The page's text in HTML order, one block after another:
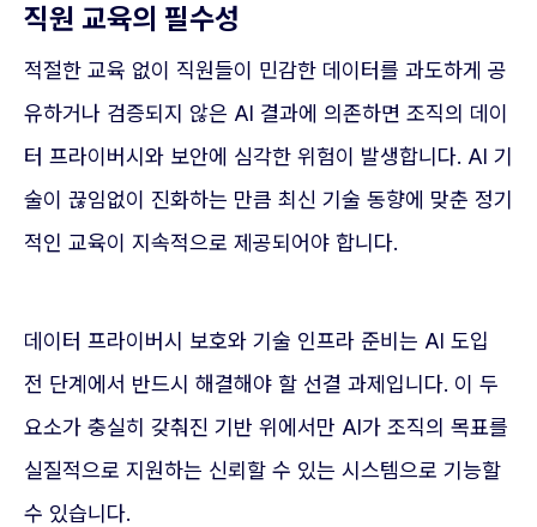
직원 교육의 필수성
적절한 교육 없이 직원들이 민감한 데이터를 과도하게 공
유하거나 검증되지 않은 AI 결과에 의존하면 조직의 데이
터 프라이버시와 보안에 심각한 위험이 발생합니다. AI 기
술이 끊임없이 진화하는 만큼 최신 기술 동향에 맞춘 정기
적인 교육이 지속적으로 제공되어야 합니다.
데이터 프라이버시 보호와 기술 인프라 준비는 AI 도입
전 단계에서 반드시 해결해야 할 선결 과제입니다. 이 두
요소가 충실히 갖춰진 기반 위에서만 AI가 조직의 목표를
실질적으로 지원하는 신뢰할 수 있는 시스템으로 기능할
수 있습니다.